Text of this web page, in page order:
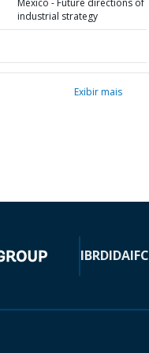
Mexico - Future directions of
industrial strategy
Exibir mais
IBRDIDAIFC